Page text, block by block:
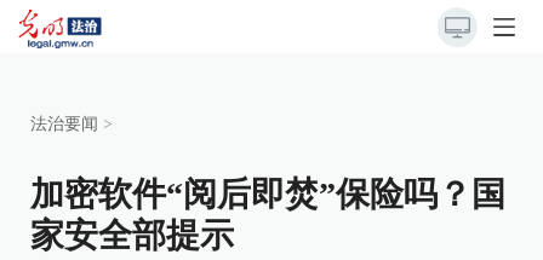
法治要闻 >
加密软件“阅后即焚”保险吗？国
家安全部提示